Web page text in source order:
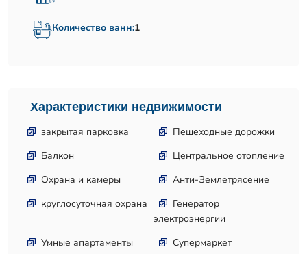
Количество ванн:1
Характеристики недвижимости
закрытая парковка
Пешеходные дорожки
Балкон
Центральное отопление
Охрана и камеры
Анти-Землетрясение
круглосуточная охрана
Генератор
электроэнергии
Умные апартаменты
Супермаркет